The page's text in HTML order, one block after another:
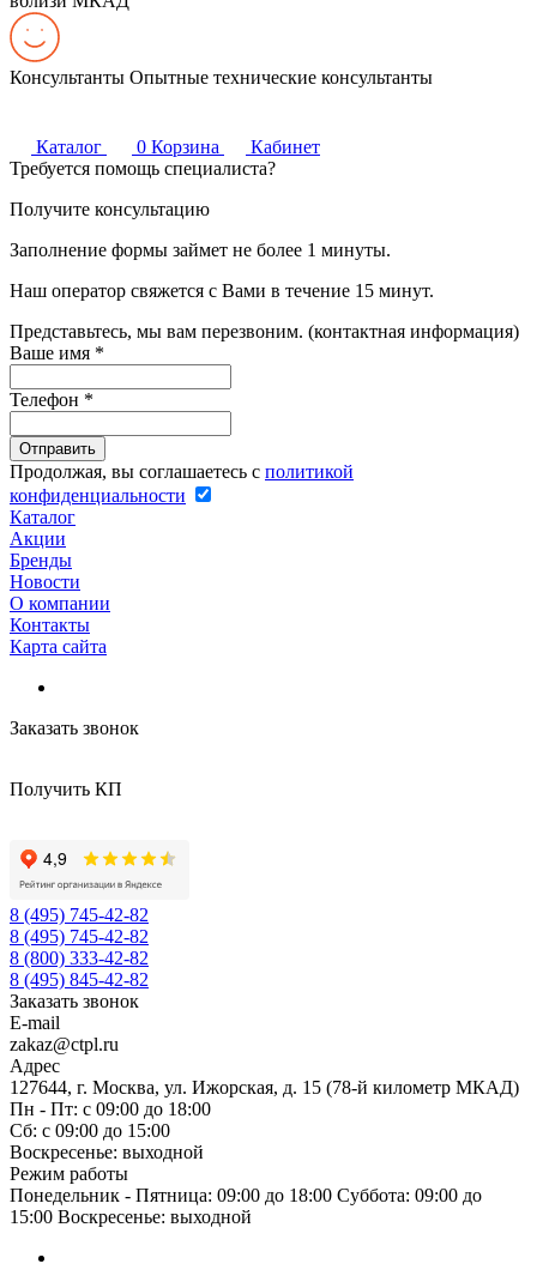
Консультанты Опытные технические консультанты
Каталог 0 Корзина
Кабинет
Требуется помощь специалиста?
Получите консультацию
Заполнение формы займет не более 1 минуты.
Наш оператор свяжется с Вами в течение 15 минут.
Представьтесь, мы вам перезвоним. (контактная информация)
Ваше имя *
Телефон *
Продолжая, вы соглашаетесь с политикой
конфиденциальности
Каталог
Акции
Бренды
Новости
О компании
Контакты
Карта сайта
Заказать звонок
Получить КП
8 (495) 745-42-82
8 (495) 745-42-82
8 (800) 333-42-82
8 (495) 845-42-82
Заказать звонок
E-mail
zakaz@ctpl.ru
Адрес
127644, г. Москва, ул. Ижорская, д. 15 (78-й километр МКАД)
Пн - Пт: с 09:00 до 18:00
Сб: с 09:00 до 15:00
Воскресенье: выходной
Режим работы
Понедельник - Пятница: 09:00 до 18:00 Суббота: 09:00 до
15:00 Воскресенье: выходной